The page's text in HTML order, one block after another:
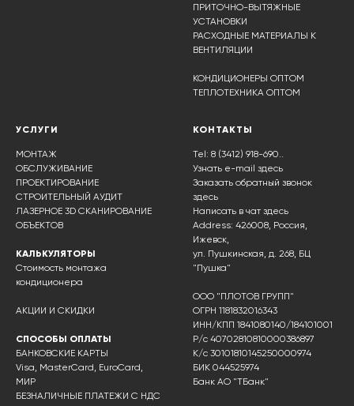
ПРИТОЧНО-ВЫТЯЖНЫЕ
УСТАНОВКИ
РАСХОДНЫЕ МАТЕРИАЛЫ К
ВЕНТИЛЯЦИИ
КОНДИЦИОНЕРЫ ОПТОМ
ТЕПЛОТЕХНИКА ОПТОМ
УСЛУГИ
МОНТАЖ
ОБСЛУЖИВАНИЕ
ПРОЕКТИРОВАНИЕ
СТРОИТЕЛЬНЫЙ АУДИТ
ЛАЗЕРНОЕ 3D СКАНИРОВАНИЕ
ОБЪЕКТОВ
КАЛЬКУЛЯТОРЫ
Стоимость монтажа
кондиционера
АКЦИИ И СКИДКИ
СПОСОБЫ ОПЛАТЫ
БАНКОВСКИЕ КАРТЫ
Visa, MasterCard, EuroCard,
МИР
БЕЗНАЛИЧНЫЕ ПЛАТЕЖИ С НДС
КОНТАКТЫ
Tel: 8 (3412) 918-690..
Узнать e-mail здесь
Заказать обратный звонок
здесь
Написать в чат здесь
Address: 426008, Россия,
Ижевск,
ул. Пушкинская, д. 268, БЦ
"Пушка"
ООО "ПЛОТОВ ГРУПП"
ОГРН 1181832016343
ИНН/КПП 1841080140/184101001
Р/с 40702810810000386897
К/с 30101810145250000974
БИК 044525974
Банк АО "ТБанк"